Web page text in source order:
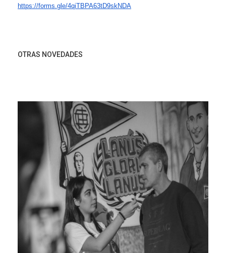
https://forms.gle/4qiTBPA63tD9skNDA
OTRAS NOVEDADES